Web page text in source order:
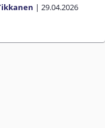
| 29.04.2026